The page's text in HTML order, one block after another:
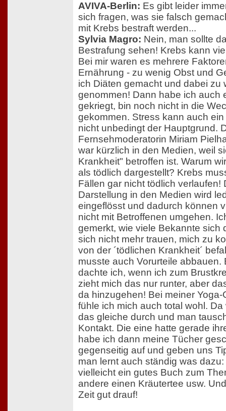
AVIVA-Berlin: Es gibt leider
sich fragen, was sie falsch
mit Krebs bestraft werden...
Sylvia Magro: Nein, man sollte
Bestrafung sehen! Krebs kann
Bei mir waren es mehrere
Ernährung - zu wenig Obst und
ich Diäten gemacht und dabei zu
genommen! Dann habe ich auch
gekriegt, bin noch nicht in die
gekommen. Stress kann auch
nicht unbedingt der Hauptgrund.
Fernsehmoderatorin Miriam
war kürzlich in den Medien, weil
Krankheit" betroffen ist. Warum
als tödlich dargestellt? Krebs
Fällen gar nicht tödlich verlaufen!
Darstellung in den Medien wird
eingeflösst und dadurch können
nicht mit Betroffenen umgehen.
gemerkt, wie viele Bekannte sich
sich nicht mehr trauen, mich zu
von der ´tödlichen Krankheit´
musste auch Vorurteile abbauen.
dachte ich, wenn ich zum
zieht mich das nur runter, aber
da hinzugehen! Bei meiner
fühle ich mich auch total wohl.
das gleiche durch und man
Kontakt. Die eine hatte gerade
habe ich dann meine Tücher
gegenseitig auf und geben uns
man lernt auch ständig was
vielleicht ein gutes Buch zum
andere einen Kräutertee usw.
Zeit gut drauf!